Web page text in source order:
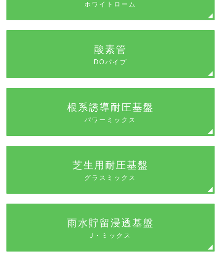
ホワイトローム
酸素管
DOパイプ
根系誘導耐圧基盤
パワーミックス
芝生用耐圧基盤
グラスミックス
雨水貯留浸透基盤
J・ミックス